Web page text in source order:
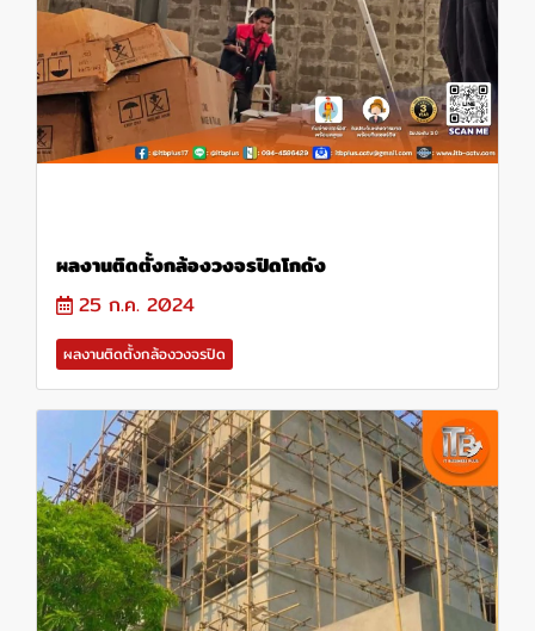
ผลงานติดตั้งกล้องวงจรปิดโกดัง
25 ก.ค. 2024
ผลงานติดตั้งกล้องวงจรปิด